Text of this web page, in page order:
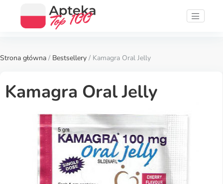
Strona główna / Bestsellery / Kamagra Oral Jelly
Kamagra Oral Jelly